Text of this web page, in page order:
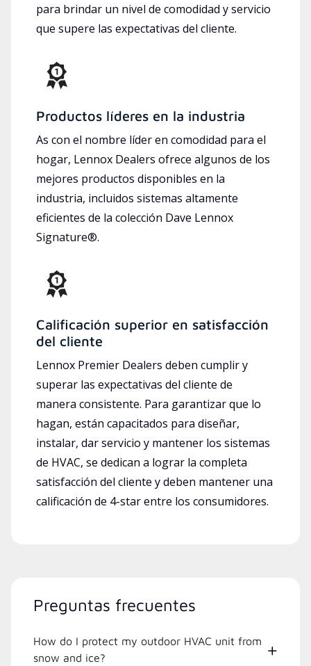
para brindar un nivel de comodidad y servicio
que supere las expectativas del cliente.
Productos líderes en la industria
As con el nombre líder en comodidad para el
hogar, Lennox Dealers ofrece algunos de los
mejores productos disponibles en la
industria, incluidos sistemas altamente
eficientes de la colección Dave Lennox
Signature®.
Calificación superior en satisfacción
del cliente
Lennox Premier Dealers deben cumplir y
superar las expectativas del cliente de
manera consistente. Para garantizar que lo
hagan, están capacitados para diseñar,
instalar, dar servicio y mantener los sistemas
de HVAC, se dedican a lograr la completa
satisfacción del cliente y deben mantener una
calificación de 4-star entre los consumidores.
Preguntas frecuentes
How do I protect my outdoor HVAC unit from
snow and ice?